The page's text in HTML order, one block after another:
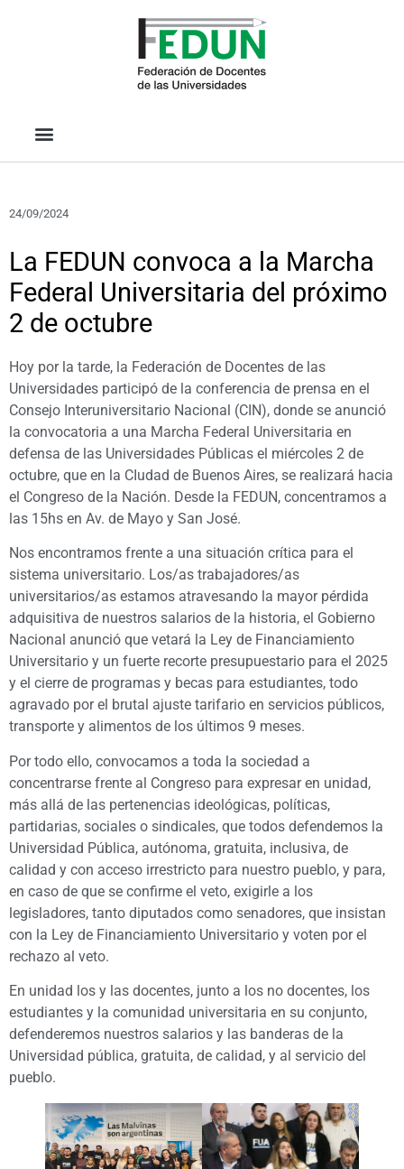
24/09/2024
La FEDUN convoca a la Marcha
Federal Universitaria del próximo
2 de octubre
Hoy por la tarde, la Federación de Docentes de las
Universidades participó de la conferencia de prensa en el
Consejo Interuniversitario Nacional (CIN), donde se anunció
la convocatoria a una Marcha Federal Universitaria en
defensa de las Universidades Públicas el miércoles 2 de
octubre, que en la CIudad de Buenos Aires, se realizará hacia
el Congreso de la Nación. Desde la FEDUN, concentramos a
las 15hs en Av. de Mayo y San José.
Nos encontramos frente a una situación crítica para el
sistema universitario. Los/as trabajadores/as
universitarios/as estamos atravesando la mayor pérdida
adquisitiva de nuestros salarios de la historia, el Gobierno
Nacional anunció que vetará la Ley de Financiamiento
Universitario y un fuerte recorte presupuestario para el 2025
y el cierre de programas y becas para estudiantes, todo
agravado por el brutal ajuste tarifario en servicios públicos,
transporte y alimentos de los últimos 9 meses.
Por todo ello, convocamos a toda la sociedad a
concentrarse frente al Congreso para expresar en unidad,
más allá de las pertenencias ideológicas, políticas,
partidarias, sociales o sindicales, que todos defendemos la
Universidad Pública, autónoma, gratuita, inclusiva, de
calidad y con acceso irrestricto para nuestro pueblo, y para,
en caso de que se confirme el veto, exigirle a los
legisladores, tanto diputados como senadores, que insistan
con la Ley de Financiamiento Universitario y voten por el
rechazo al veto.
En unidad los y las docentes, junto a los no docentes, los
estudiantes y la comunidad universitaria en su conjunto,
defenderemos nuestros salarios y las banderas de la
Universidad pública, gratuita, de calidad, y al servicio del
pueblo.